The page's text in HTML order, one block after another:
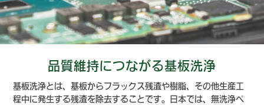
品質維持につながる基板洗浄
基板洗浄とは、基板からフラックス残渣や樹脂、その他生産工
程中に発生する残渣を除去することです。日本では、無洗浄ペ